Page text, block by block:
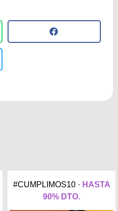
#CUMPLIMOS10 · HASTA
90% DTO.